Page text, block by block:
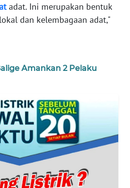
adat. Ini merupakan bentuk
dan kelembagaan adat,"
Amankan 2 Pelaku